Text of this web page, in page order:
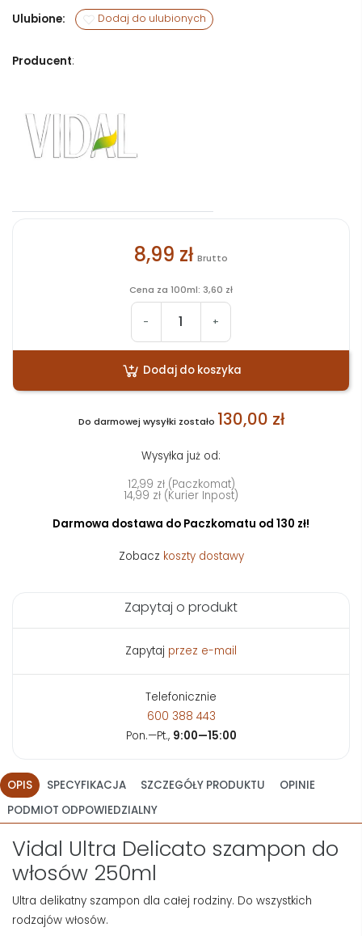
Ulubione: Dodaj do ulubionych
Producent:
8,99 zł Brutto
Cena za 100ml: 3,60 zł
- +
Dodaj do koszyka
Do darmowej wysyłki zostało 130,00 zł
Wysyłka już od:
12,99 zł (Paczkomat)
14,99 zł (Kurier Inpost)
Darmowa dostawa do Paczkomatu od 130 zł!
Zobacz koszty dostawy
Zapytaj o produkt
Zapytaj przez e-mail
Telefonicznie
600 388 443
Pon.—Pt., 9:00—15:00
OPIS SPECYFIKACJA SZCZEGÓŁY PRODUKTU
OPINIE
PODMIOT ODPOWIEDZIALNY
Vidal Ultra Delicato szampon do
włosów 250ml
Ultra delikatny szampon dla całej rodziny. Do wszystkich
rodzajów włosów.